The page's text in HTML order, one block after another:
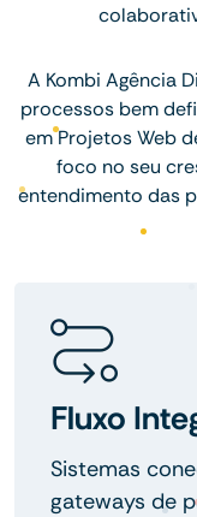
A Kombi Agência
processos bem
em Projetos Web
foco no seu
entendimento das
Fluxo
Sistemas
gateways de